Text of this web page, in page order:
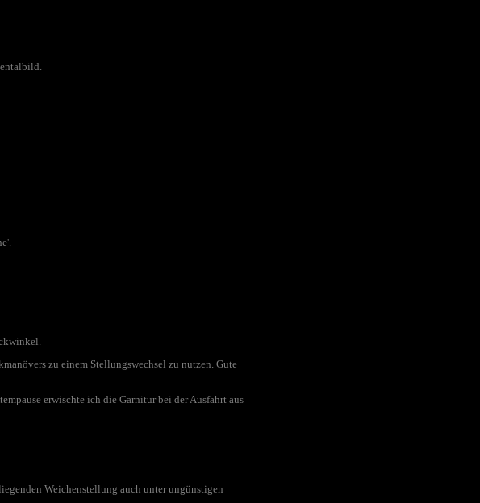
zu einem Stellungswechsel zu nutzen. Gute
erwischte ich die Garnitur bei der Ausfahrt aus
Weichenstellung auch unter ungünstigen